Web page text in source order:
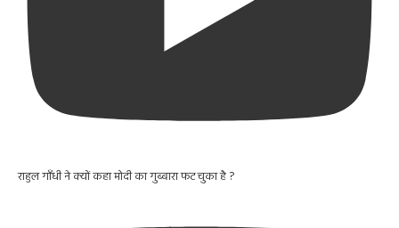
राहुल गाँधी ने क्यों कहा मोदी का गुब्बारा फट चुका है ?